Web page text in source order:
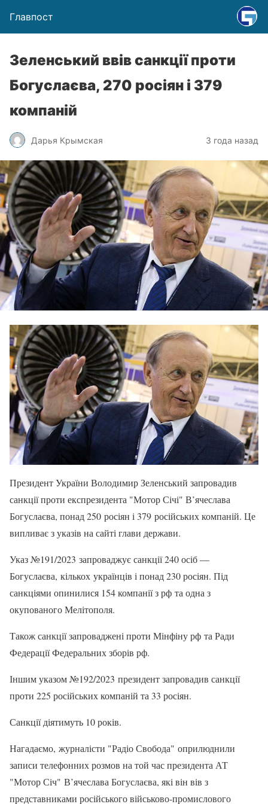
Главпост
Зеленський ввів санкції проти
Богуслаєва, 270 росіян і 379
компаній
Дарья Крымская 3 года назад
Президент України Володимир Зеленський запровадив
санкції проти експрезидента "Мотор Січі" В’ячеслава
Богуслаєва, понад 250 росіян і 379 російських компаній. Це
випливає з указів на сайті глави держави.
Указ №191/2023 запроваджує санкції 240 осіб —
Богуслаєва, кількох українців і понад 230 росіян. Під
санкціями опинилися 154 компанії з рф та одна з
окупованого Мелітополя.
Також санкції запроваджені проти Мінфіну рф та Ради
Федерації Федеральних зборів рф.
Іншим указом №192/2023 президент запровадив санкції
проти 225 російських компаній та 33 росіян.
Санкції діятимуть 10 років.
Нагадаємо, журналісти "Радіо Свобода" оприлюднили
записи телефонних розмов на той час президента АТ
"Мотор Січ" В’ячеслава Богуслаєва, які він вів з
представниками російського військово-промислового